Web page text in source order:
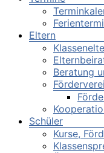
Eltern
Beratung
Schüler
Kurse,